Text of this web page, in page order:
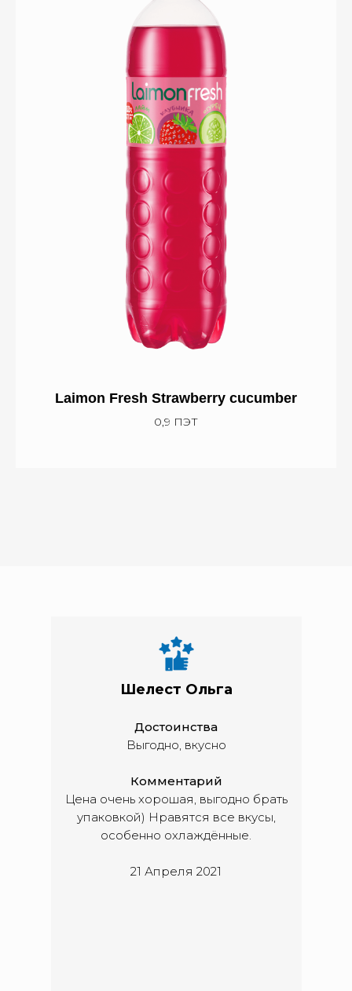
Laimon Fresh Strawberry cucumber
0,9 ПЭТ
Достоинства
Выгодно, вкусно
Комментарий
Цена очень хорошая, выгодно брать
упаковкой) Нравятся все вкусы,
особенно охлаждённые.
21 Апреля 2021
Шелест Ольга